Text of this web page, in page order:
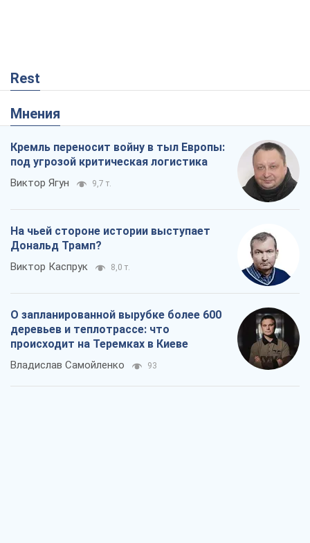
Rest
Мнения
Кремль переносит войну в тыл Европы:
под угрозой критическая логистика
Виктор Ягун 9,7 т.
На чьей стороне истории выступает
Дональд Трамп?
Виктор Каспрук 8,0 т.
О запланированной вырубке более 600
деревьев и теплотрассе: что
происходит на Теремках в Киеве
Владислав Самойленко 93